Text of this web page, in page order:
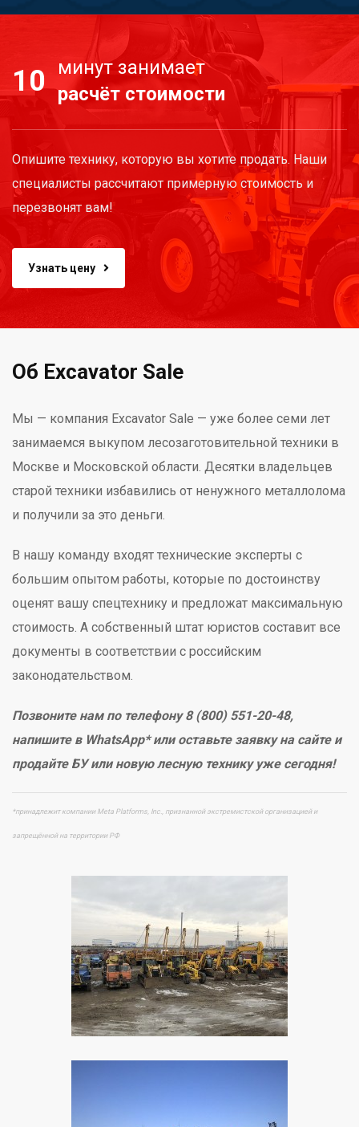
10
минут занимает
расчёт стоимости
Опишите технику, которую вы хотите продать. Наши
специалисты рассчитают примерную стоимость и
перезвонят вам!
Узнать цену
Об Excavator Sale
Мы — компания Excavator Sale — уже более семи лет
занимаемся выкупом лесозаготовительной техники в
Москве и Московской области. Десятки владельцев
старой техники избавились от ненужного металлолома
и получили за это деньги.
В нашу команду входят технические эксперты с
большим опытом работы, которые по достоинству
оценят вашу спецтехнику и предложат максимальную
стоимость. А собственный штат юристов составит все
документы в соответствии с российским
законодательством.
Позвоните нам по телефону 8 (800) 551-20-48,
напишите в WhatsApp* или оставьте заявку на сайте и
продайте БУ или новую лесную технику уже сегодня!
*принадлежит компании Meta Platforms, Inc., признанной экстремистской организацией и
запрещённой на территории РФ